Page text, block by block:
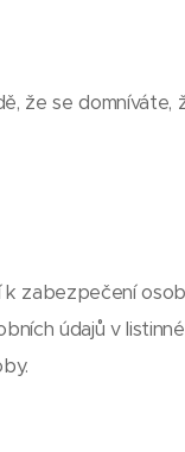
že se domníváte,
zabezpečení
údajů v